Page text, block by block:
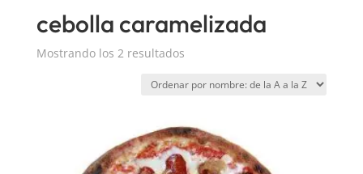
cebolla caramelizada
Mostrando los 2 resultados